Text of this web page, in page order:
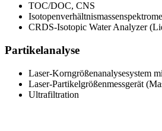
TOC/DOC, CNS
CRDS-Isotopic Water Analyzer
Partikelanalyse
Laser-Korngrößenanalysesystem
Laser-Partikelgrößenmessgerät
Ultrafiltration